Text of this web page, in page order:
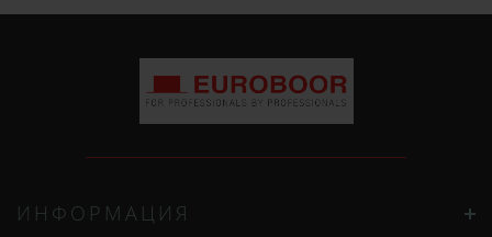
ИНФОРМАЦИЯ